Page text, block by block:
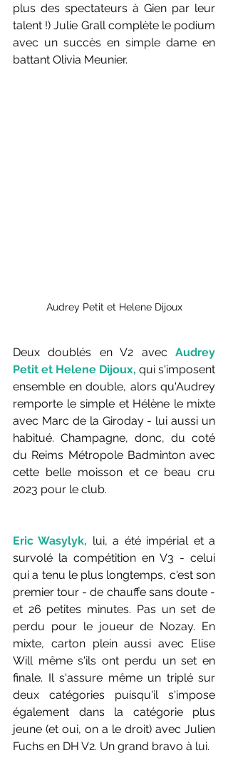
plus des spectateurs à Gien par leur
talent !) Julie Grall complète le podium
avec un succès en simple dame en
battant Olivia Meunier.
Audrey Petit et Helene Dijoux
Deux doublés en V2 avec Audrey
Petit et Helene Dijoux, qui s'imposent
ensemble en double, alors qu'Audrey
remporte le simple et Hélène le mixte
avec Marc de la Giroday - lui aussi un
habitué. Champagne, donc, du coté
du Reims Métropole Badminton avec
cette belle moisson et ce beau cru
2023 pour le club.
Eric Wasylyk, lui, a été impérial et a
survolé la compétition en V3 - celui
qui a tenu le plus longtemps, c'est son
premier tour - de chauffe sans doute -
et 26 petites minutes. Pas un set de
perdu pour le joueur de Nozay. En
mixte, carton plein aussi avec Elise
Will même s'ils ont perdu un set en
finale. Il s'assure même un triplé sur
deux catégories puisqu'il s'impose
également dans la catégorie plus
jeune (et oui, on a le droit) avec Julien
Fuchs en DH V2. Un grand bravo à lui.